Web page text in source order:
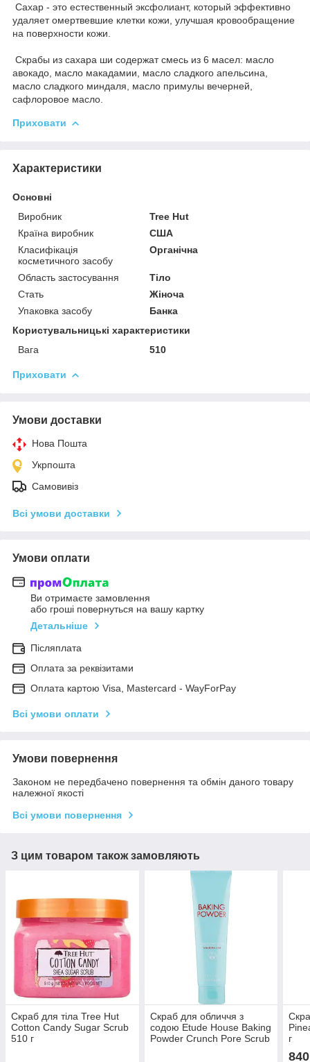
Сахар - это естественный эксфолиант, который эффективно
удаляет омертвевшие клетки кожи, улучшая кровообращение
на поверхности кожи.
Скрабы из сахара ши содержат смесь из 6 масел: масло
авокадо, масло макадамии, масло сладкого апельсина,
масло сладкого миндаля, масло примулы вечерней,
сафлоровое масло.
Приховати
Характеристики
Основні
Виробник
Tree Hut
Країна виробник
США
Класифікація
косметичного засобу
Органічна
Область застосування
Тіло
Стать
Жіноча
Упаковка засобу
Банка
Користувальницькі характеристики
Вага
510
Приховати
Умови доставки
Нова Пошта
Укрпошта
Самовивіз
Всі умови доставки
Умови оплати
Ви отримаєте замовлення
або гроші повернуться на вашу картку
Детальніше
Післяплата
Оплата за реквізитами
Оплата картою Visa, Mastercard - WayForPay
Всі умови оплати
Умови повернення
Законом не передбачено повернення та обмін даного товару
належної якості
Всі умови повернення
З цим товаром також замовляють
Скраб для тіла Tree Hut
Cotton Candy Sugar Scrub
510 г
Скраб для обличчя з
содою Etude House Baking
Powder Crunch Pore Scrub
г
840